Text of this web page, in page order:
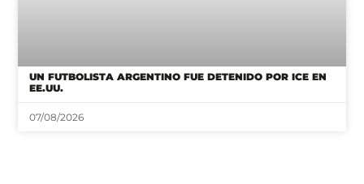
UN FUTBOLISTA ARGENTINO FUE DETENIDO POR ICE EN
EE.UU.
07/08/2026